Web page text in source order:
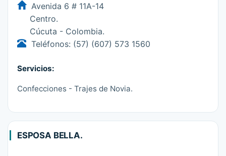
Avenida 6 # 11A-14
Centro.
Cúcuta - Colombia.
Teléfonos: (57) (607) 573 1560
Servicios:
Confecciones - Trajes de Novia.
ESPOSA BELLA.